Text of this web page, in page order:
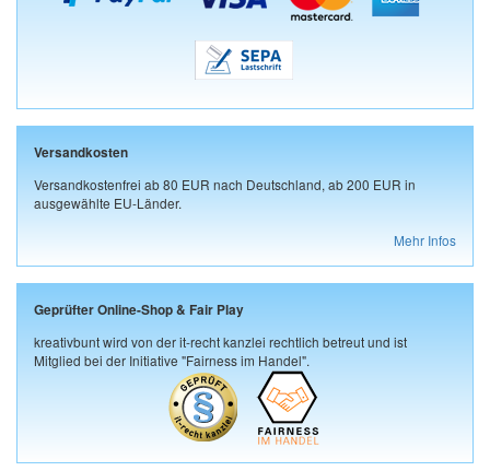
Versandkosten
Versandkostenfrei ab 80 EUR nach Deutschland, ab 200 EUR in
ausgewählte EU-Länder.
Mehr Infos
Geprüfter Online-Shop & Fair Play
kreativbunt wird von der it-recht kanzlei rechtlich betreut und ist
Mitglied bei der Initiative "Fairness im Handel".